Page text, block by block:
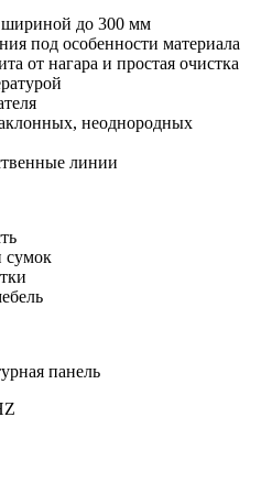
шириной до 300 мм
под особенности материала
от нагара и простая очистка
неоднородных
линии
сумок
панель